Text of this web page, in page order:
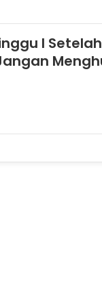
I Setelah